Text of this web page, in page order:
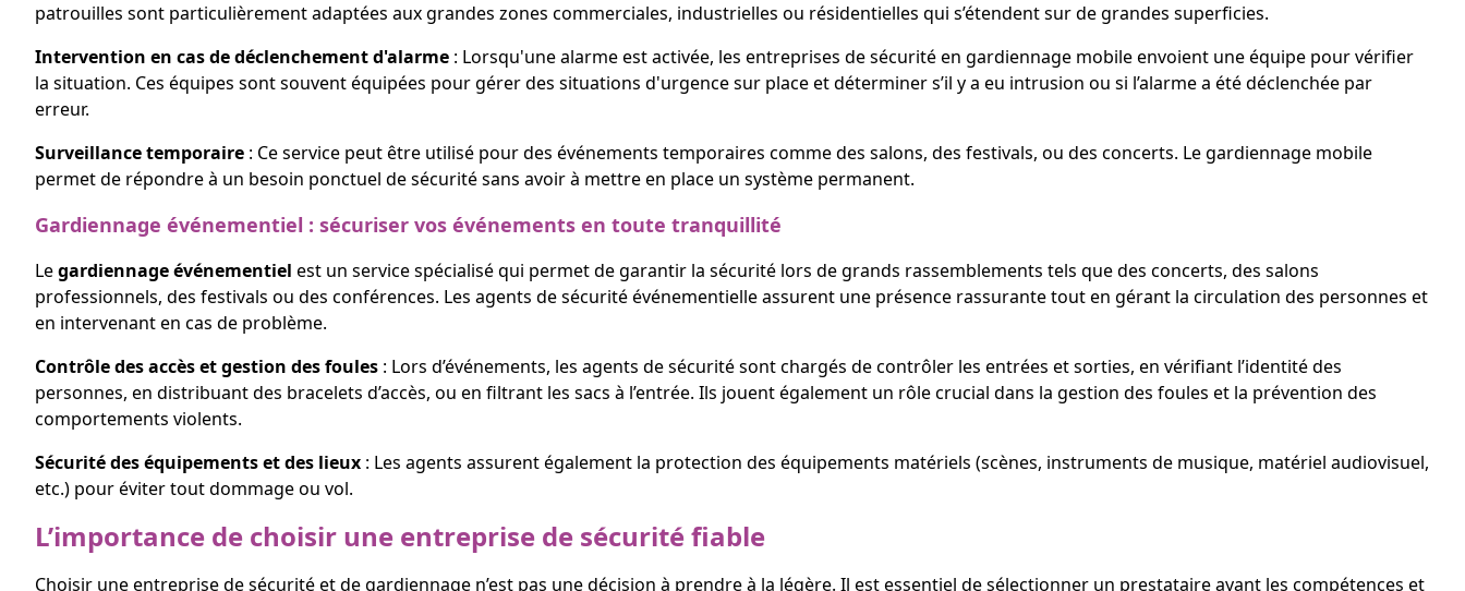
patrouilles sont particulièrement adaptées aux grandes zones commerciales, industrielles ou résidentielles qui s’étendent sur de grandes superficies.
Intervention en cas de déclenchement d'alarme : Lorsqu'une alarme est activée, les entreprises de sécurité en gardiennage mobile envoient une équipe pour vérifier
la situation. Ces équipes sont souvent équipées pour gérer des situations d'urgence sur place et déterminer s’il y a eu intrusion ou si l’alarme a été déclenchée par
erreur.
Surveillance temporaire : Ce service peut être utilisé pour des événements temporaires comme des salons, des festivals, ou des concerts. Le gardiennage mobile
permet de répondre à un besoin ponctuel de sécurité sans avoir à mettre en place un système permanent.
Gardiennage événementiel : sécuriser vos événements en toute tranquillité
Legardiennage événementiel est un service spécialisé qui permet de garantir la sécurité lors de grands rassemblements tels que des concerts, des salons
professionnels, des festivals ou des conférences. Les agents de sécurité événementielle assurent une présence rassurante tout en gérant la circulation des personnes et
en intervenant en cas de problème.
Contrôle des accès et gestion des foules : Lors d’événements, les agents de sécurité sont chargés de contrôler les entrées et sorties, en vérifiant l’identité des
personnes, en distribuant des bracelets d’accès, ou en filtrant les sacs à l’entrée. Ils jouent également un rôle crucial dans la gestion des foules et la prévention des
comportements violents.
Sécurité des équipements et des lieux : Les agents assurent également la protection des équipements matériels (scènes, instruments de musique, matériel audiovisuel,
etc.) pour éviter tout dommage ou vol.
L’importance de choisir une entreprise de sécurité fiable
Choisir une entreprise de sécurité et de gardiennage n’est pas une décision à prendre à la légère. Il est essentiel de sélectionner un prestataire ayant les compétences et